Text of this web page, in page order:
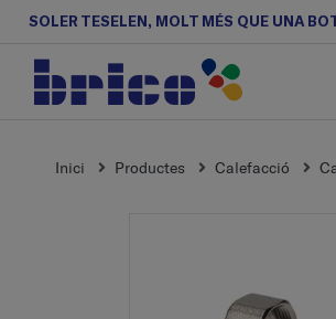
SOLER TESELEN, MOLT MÉS QUE UNA
Inici Productes Calefacció